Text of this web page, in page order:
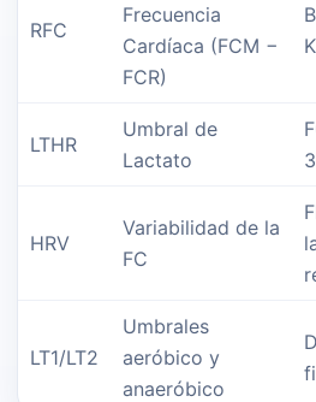
RFC
Frecuencia
Cardíaca (FCM −
FCR)
LTHR
Umbral de
Lactato
HRV
Variabilidad de la
FC
LT1/LT2
Umbrales
aeróbico y
anaeróbico